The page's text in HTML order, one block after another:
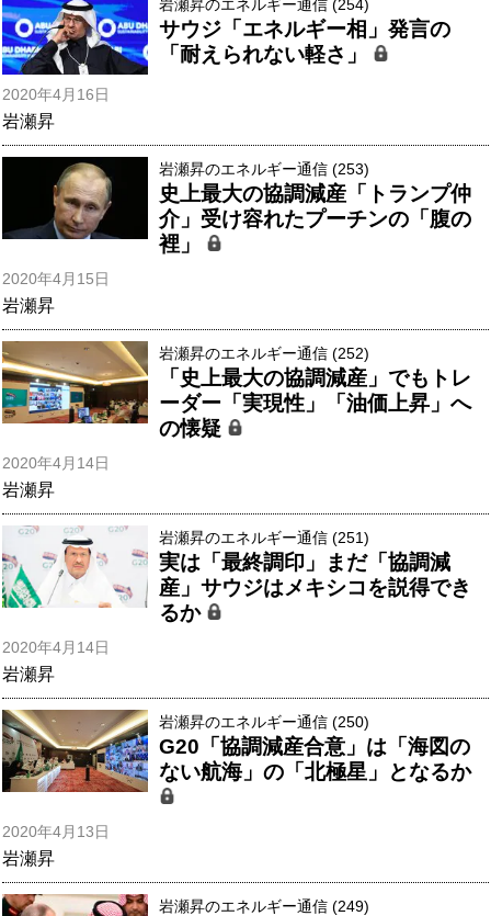
岩瀬昇のエネルギー通信 (254)
サウジ「エネルギー相」発言の
「耐えられない軽さ」
2020年4月16日
岩瀬昇
岩瀬昇のエネルギー通信 (253)
史上最大の協調減産「トランプ仲
介」受け容れたプーチンの「腹の
裡」
2020年4月15日
岩瀬昇
岩瀬昇のエネルギー通信 (252)
「史上最大の協調減産」でもトレ
ーダー「実現性」「油価上昇」へ
の懐疑
2020年4月14日
岩瀬昇
岩瀬昇のエネルギー通信 (251)
実は「最終調印」まだ「協調減
産」サウジはメキシコを説得でき
るか
2020年4月14日
岩瀬昇
岩瀬昇のエネルギー通信 (250)
G20「協調減産合意」は「海図の
ない航海」の「北極星」となるか
2020年4月13日
岩瀬昇
岩瀬昇のエネルギー通信 (249)